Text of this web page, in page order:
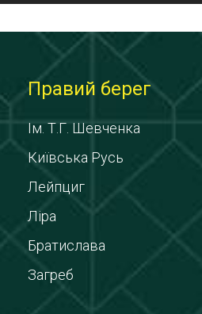
Правий берег
Ім. Т.Г. Шевченка
Київська Русь
Лейпциг
Ліра
Братислава
Загреб